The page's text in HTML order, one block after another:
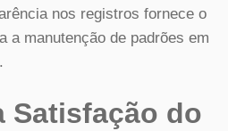
nos registros fornece o
a manutenção de padrões em
Satisfação do